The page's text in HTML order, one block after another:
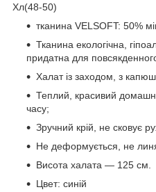
Хл(48-50)
тканина VELSOFT: 50%
Тканина екологічна,
придатна для
Халат із заходом, з
Теплий, красивий
часу;
Зручний крій, не сковує
Не деформується, не
Висота халата — 125 см.
Цвет: синій